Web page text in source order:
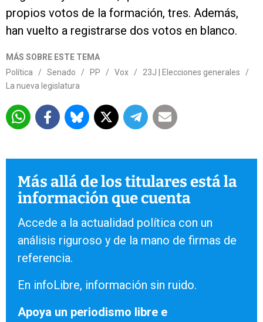
propios votos de la formación, tres. Además,
han vuelto a registrarse dos votos en blanco.
MÁS SOBRE ESTE TEMA
Política
/ Senado / PP / Vox / 23J | Elecciones generales
/
La nueva legislatura
Más allá de los titulares está la
información que cuenta
Accede a la actualidad política con un
análisis riguroso y de la mano de firmas de
referencia.
En infoLibre, información sin ruido.
Apoya un periodismo libre e